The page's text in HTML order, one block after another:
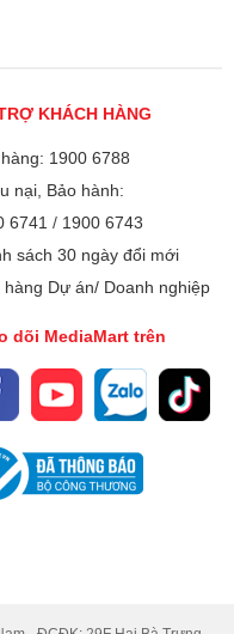
KHÁCH HÀNG
1900 6788
nại, Bảo hành:
6741 / 1900 6743
sách 30 ngày đổi mới
hàng Dự án/ Doanh nghiệp
dõi MediaMart trên